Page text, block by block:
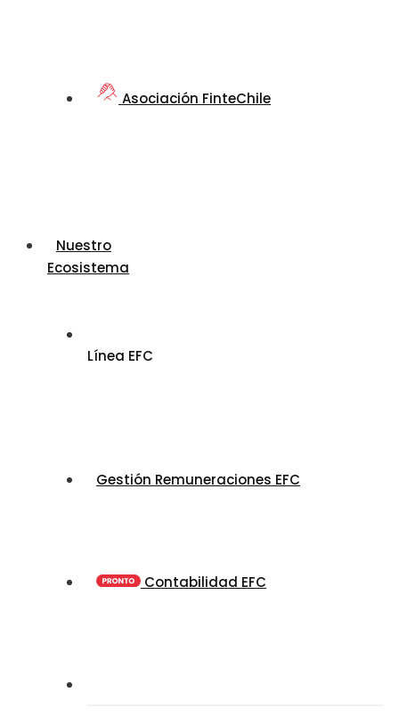
Asociación FinteChile
Nuestro
Ecosistema
Línea EFC
Gestión Remuneraciones EFC
Contabilidad EFC